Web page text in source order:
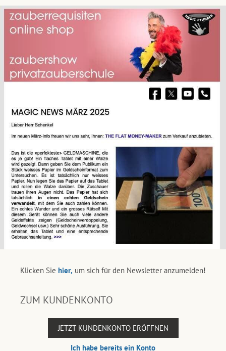
Klicken Sie hier, um sich für den Newsletter anzumelden!
ZUM KUNDENKONTO
JETZT KUNDENKONTO ERÖFFNEN
Ich habe bereits ein Konto